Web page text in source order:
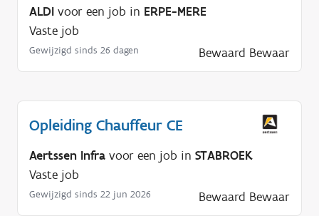
ALDI voor een job in ERPE-MERE
Vaste job
Gewijzigd sinds 26 dagen Bewaard Bewaar
Opleiding Chauffeur CE
Aertssen Infra voor een job in STABROEK
Vaste job
Gewijzigd sinds 22 jun 2026 Bewaard Bewaar